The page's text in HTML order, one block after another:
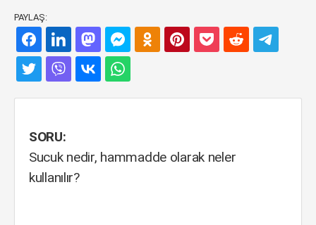
PAYLAŞ:
SORU:
Sucuk nedir, hammadde olarak neler
kullanılır?